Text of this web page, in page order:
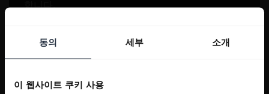
동의 세부 소개
이 웹사이트 쿠키 사용